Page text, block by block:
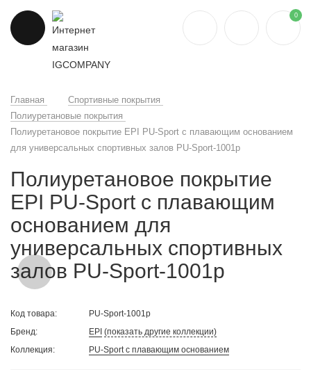
0
Главная
Спортивные покрытия
Полиуретановые покрытия
Полиуретановое покрытие EPI PU-Sport с плавающим основанием
для универсальных спортивных залов PU-Sport-1001p
Полиуретановое покрытие
EPI PU-Sport с плавающим
основанием для
универсальных спортивных
залов PU-Sport-1001p
Код товара:
PU-Sport-1001p
Бренд:
EPI (показать другие коллекции)
Коллекция:
PU-Sport с плавающим основанием